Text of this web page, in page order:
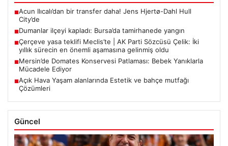
■Acun Ilıcalı’dan bir transfer daha! Jens Hjertø-Dahl Hull
City’de
■Dumanlar ilçeyi kapladı: Bursa’da tamirhanede yangın
■Çerçeve yasa teklifi Meclis’te | AK Parti Sözcüsü Çelik: İki
yıllık sürecin en önemli aşamasına gelinmiş oldu
■Mersin’de Domates Konservesi Patlaması: Bebek Yanıklarla
Mücadele Ediyor
■Açık Hava Yaşam alanlarında Estetik ve bahçe mutfağı
Çözümleri
Güncel